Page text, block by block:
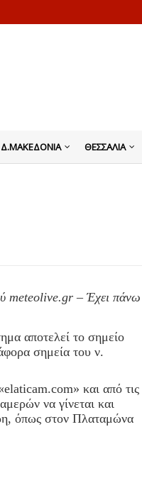
Δ.ΜΑΚΕΔΟΝΙΑ ΘΕΣΣΑΛΙΑ
meteolive.gr – Έχει πάνω
αποτελεί το σημείο
σημεία του ν.
και από τις
να γίνεται και
όπως στον Πλαταμώνα